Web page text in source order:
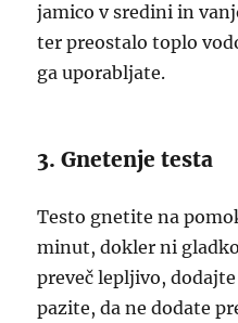
jamico v sredini in
ter preostalo toplo
ga uporabljate.
3. Gnetenje testa
Testo gnetite na
minut, dokler ni
preveč lepljivo,
pazite, da ne dodate